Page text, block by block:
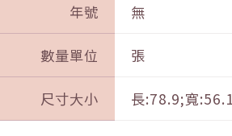
年號 無
數量單位 張
尺寸大小 長:78.9;寬